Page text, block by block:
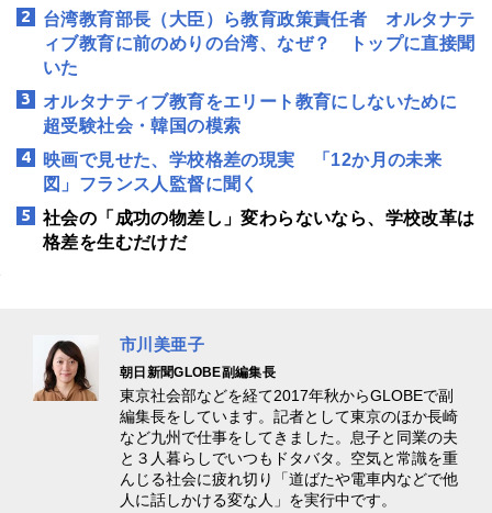
台湾教育部長（大臣）ら教育政策責任者 オルタナテ
ィブ教育に前のめりの台湾、なぜ？ トップに直接聞
いた
オルタナティブ教育をエリート教育にしないために
超受験社会・韓国の模索
映画で見せた、学校格差の現実 「12か月の未来
図」フランス人監督に聞く
社会の「成功の物差し」変わらないなら、学校改革は
格差を生むだけだ
市川美亜子
朝日新聞GLOBE副編集長
東京社会部などを経て2017年秋からGLOBEで副
編集長をしています。記者として東京のほか長崎
など九州で仕事をしてきました。息子と同業の夫
と３人暮らしでいつもドタバタ。空気と常識を重
んじる社会に疲れ切り「道ばたや電車内などで他
人に話しかける変な人」を実行中です。